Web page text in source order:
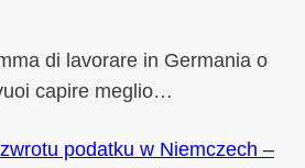
di lavorare in Germania o
capire meglio…